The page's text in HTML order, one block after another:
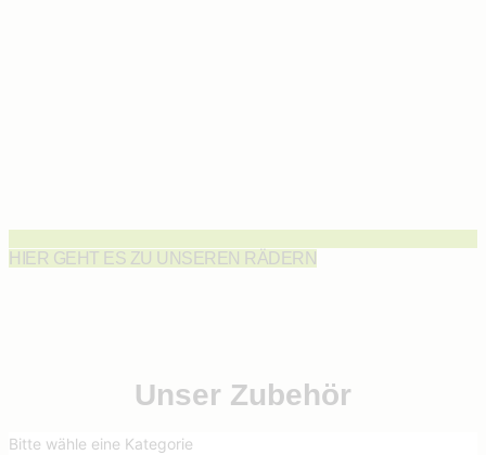
HIER GEHT ES ZU UNSEREN RÄDERN
Unser Zubehör
Bitte wähle eine Kategorie